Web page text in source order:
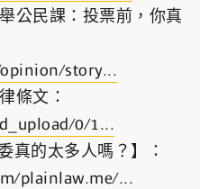
公民課：投票前，你真
story...
條文：
0/1...
真的太多人嗎？】：
plainlaw.me/...